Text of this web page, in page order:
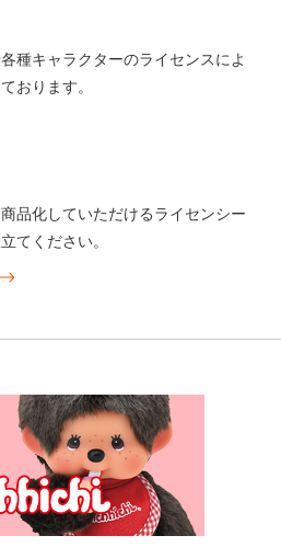
種キャラクターのライセンスによ
おります。
品化していただけるライセンシー
てください。